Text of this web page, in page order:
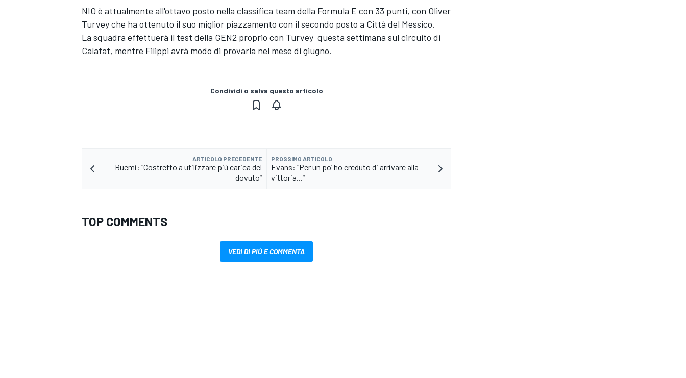
NIO è attualmente all'ottavo posto nella classifica team della Formula E con 33 punti, con Oliver
Turvey che ha ottenuto il suo miglior piazzamento con il secondo posto a Città del Messico.
La squadra effettuerà il test della GEN2 proprio con Turvey questa settimana sul circuito di
Calafat, mentre Filippi avrà modo di provarla nel mese di giugno.
Condividi o salva questo articolo
ARTICOLO PRECEDENTE
Buemi: “Costretto a utilizzare più carica del
dovuto”
PROSSIMO ARTICOLO
Evans: “Per un po’ ho creduto di arrivare alla
vittoria...”
TOP COMMENTS
VEDI DI PIÙ E COMMENTA